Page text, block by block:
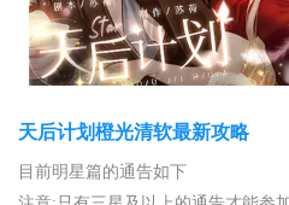
天后计划橙光清软最新攻略
目前明星篇的通告如下